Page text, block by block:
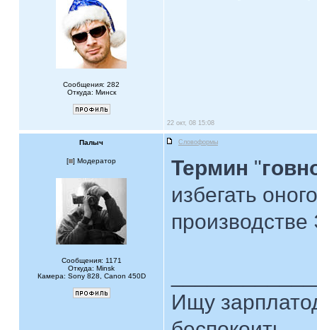
Сообщения: 282
Откуда: Минск
22 окт, 08 15:08
Палыч Словоформы
[ ] Модератор
Сообщения: 1171
Откуда: Minsk
Камера: Sony 828, Canon 450D
Термин "
избегать
Ищу